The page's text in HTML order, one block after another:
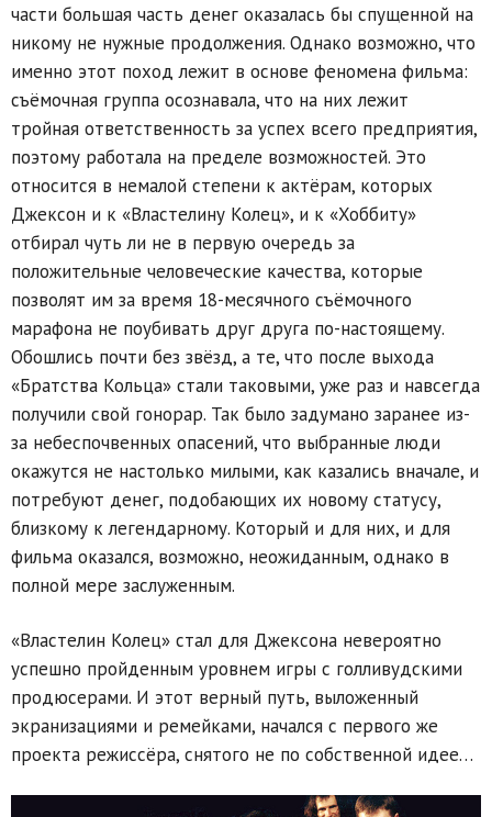
части большая часть денег оказалась бы спущенной на
никому не нужные продолжения. Однако возможно, что
именно этот поход лежит в основе феномена фильма:
съёмочная группа осознавала, что на них лежит
тройная ответственность за успех всего предприятия,
поэтому работала на пределе возможностей. Это
относится в немалой степени к актёрам, которых
Джексон и к «Властелину Колец», и к «Хоббиту»
отбирал чуть ли не в первую очередь за
положительные человеческие качества, которые
позволят им за время 18-месячного съёмочного
марафона не поубивать друг друга по-настоящему.
Обошлись почти без звёзд, а те, что после выхода
«Братства Кольца» стали таковыми, уже раз и навсегда
получили свой гонорар. Так было задумано заранее из-
за небеспочвенных опасений, что выбранные люди
окажутся не настолько милыми, как казались вначале, и
потребуют денег, подобающих их новому статусу,
близкому к легендарному. Который и для них, и для
фильма оказался, возможно, неожиданным, однако в
полной мере заслуженным.
«Властелин Колец» стал для Джексона невероятно
успешно пройденным уровнем игры с голливудскими
продюсерами. И этот верный путь, выложенный
экранизациями и ремейками, начался с первого же
проекта режиссёра, снятого не по собственной идее…